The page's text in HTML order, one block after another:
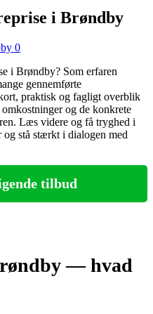
i Brøndby
0
i Brøndby? Som erfaren
gennemførte
praktisk og fagligt overblik
og de konkrete
Læs videre og få tryghed i
og stå stærkt i dialogen med
tilbud
— hvad